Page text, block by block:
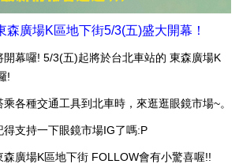
森廣場K區地下街5/3(五)盛大開幕！
開幕囉! 5/3(五)起將於台北車站的 東森廣場K
!
各種交通工具到北車時，來逛逛眼鏡市場~。
支持一下眼鏡市場IG了嗎:P
廣場K區地下街 FOLLOW會有小驚喜喔!!